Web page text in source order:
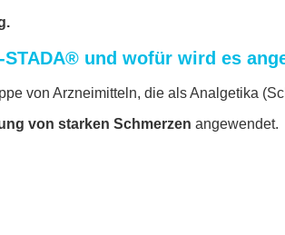
und wofür wird es
von Arzneimitteln, die als Analgetika
von starken Schmerzen angewendet.